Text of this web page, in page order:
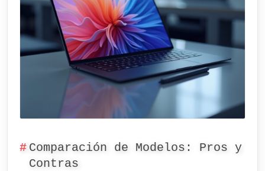
Comparación de Modelos: Pros y
Contras